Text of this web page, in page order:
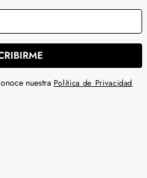
nuestra Política de Privacidad